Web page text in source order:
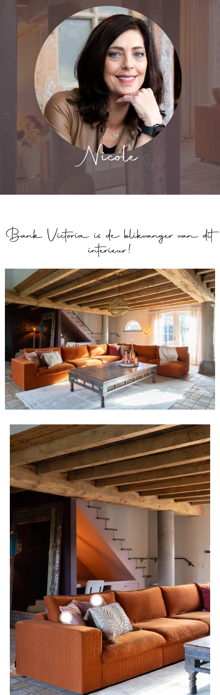
Nicole
Bank Victoria is de blikvanger van dit
interieur!